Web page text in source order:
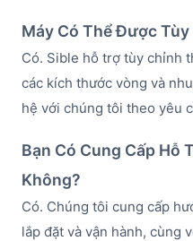
Máy Có Thể Được
Có. Sible hỗ trợ tùy chỉnh
các kích thước vòng và
hệ với chúng tôi theo yêu
Bạn Có Cung Cấp Hỗ
Không?
Có. Chúng tôi cung cấp
lắp đặt và vận hành, cùng